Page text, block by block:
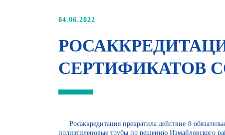
04.06.2022
СЕРТИФИКАТОВ
Росаккредитация прекратила действие 8
полиэтиленовые трубы по решению Измайловского